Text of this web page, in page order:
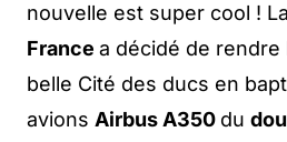
nouvelle est super cool ! La
France a décidé de rendre
belle Cité des ducs en
avions Airbus A350 du